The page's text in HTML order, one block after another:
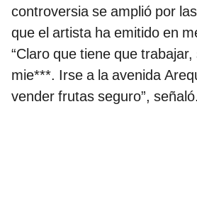
controversia se amplió por
que el artista ha emitido en
“Claro que tiene que
mie***. Irse a la avenida
vender frutas seguro”, señaló.